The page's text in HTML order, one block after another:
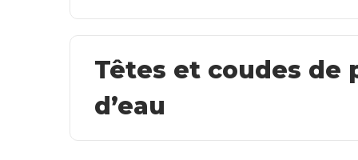
Têtes et coudes de
d’eau